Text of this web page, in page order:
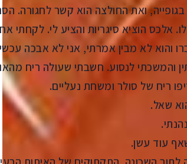
ואת החולצה הוא קשר לחגורה.
אלכס הוציא סיגריות והציע לי. לקחתי
והוא לא מבין אמרתי, אני לא אבכה
והמשכתי לנסוע. חשבתי שעולה ריח
ריח של סולר ומשחת נעליים.
שאל.
עוד עשן.